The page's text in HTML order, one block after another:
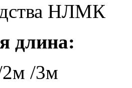
НЛМК
длина:
/3м